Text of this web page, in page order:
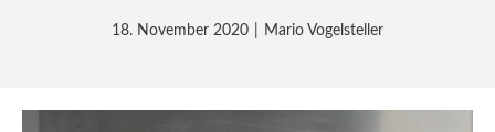
18. November 2020 Mario Vogelsteller